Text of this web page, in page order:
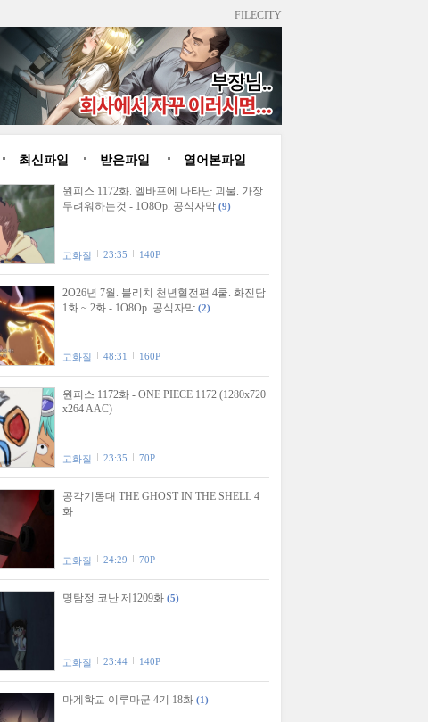
FILECITY
최신파일 받은파일 열어본파일
원피스 1172화. 엘바프에 나타난 괴물. 가장
두려워하는것 - 1O8Op. 공식자막 (9)
고화질 23:35 140P
2O26년 7월. 블리치 천년혈전편 4쿨. 화진담
1화 ~ 2화 - 1O8Op. 공식자막 (2)
고화질 48:31 160P
원피스 1172화 - ONE PIECE 1172 (1280x720
x264 AAC)
고화질 23:35 70P
공각기동대 THE GHOST IN THE SHELL 4
화
고화질 24:29 70P
명탐정 코난 제1209화 (5)
고화질 23:44 140P
마계학교 이루마군 4기 18화 (1)